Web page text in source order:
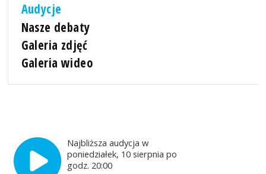
Audycje
Nasze debaty
Galeria zdjęć
Galeria wideo
Najbliższa audycja w
poniedziałek, 10 sierpnia po
godz. 20:00